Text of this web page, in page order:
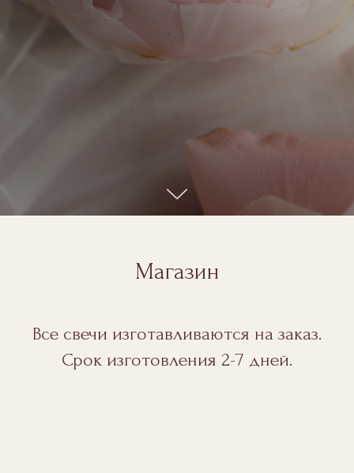
Магазин
Все свечи изготавливаются на заказ.
Срок изготовления 2-7 дней.